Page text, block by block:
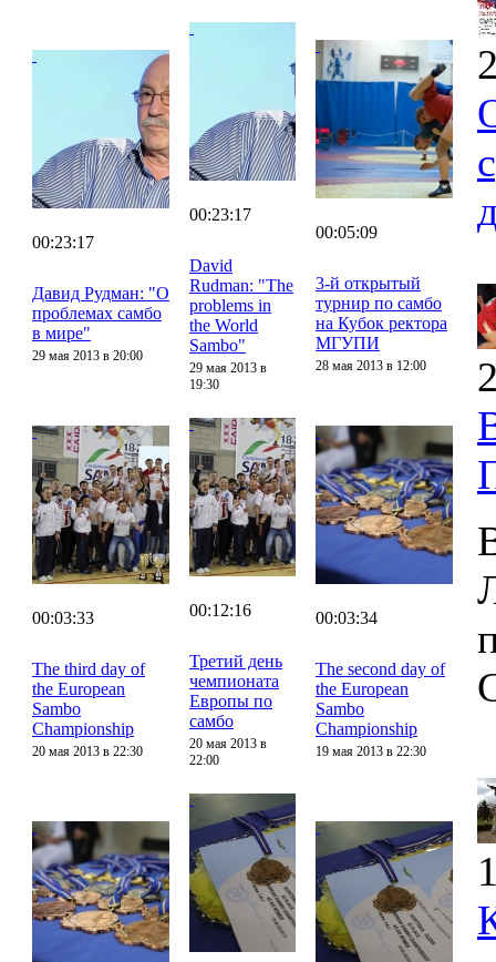
00:23:17
Давид Рудман: "О
проблемах самбо
в мире"
29 мая 2013 в 20:00
00:23:17
David
Rudman: "The
problems in
the World
Sambo"
29 мая 2013 в
19:30
00:05:09
3-й открытый
турнир по самбо
на Кубок ректора
МГУПИ
28 мая 2013 в 12:00
00:03:33
The third day of
the European
Sambo
Championship
20 мая 2013 в 22:30
00:12:16
Третий день
чемпионата
Европы по
самбо
20 мая 2013 в
22:00
00:03:34
The second day of
the European
Sambo
Championship
19 мая 2013 в 22:30